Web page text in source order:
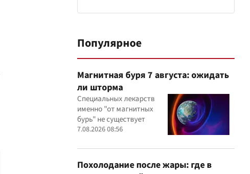
Популярное
Магнитная буря 7 августа: ожидать
ли шторма
Специальных лекарств
именно "от магнитных
бурь" не существует
7.08.2026 08:56
Похолодание после жары: где в